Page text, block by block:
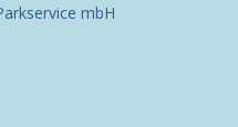
mbH